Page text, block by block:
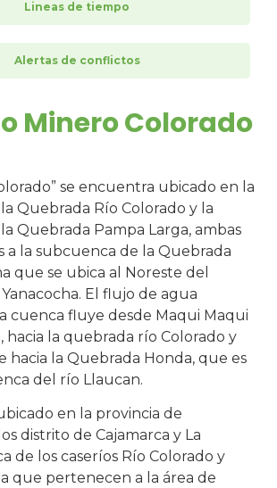
Lineas de tiempo
Alertas de conflictos
Minero Colorado
se encuentra ubicado en la
Quebrada Río Colorado y la
Quebrada Pampa Larga, ambas
a la subcuenca de la Quebrada
que se ubica al Noreste del
El flujo de agua
cuenca fluye desde Maqui Maqui
hacia la quebrada río Colorado y
hacia la Quebrada Honda, que es
del río Llaucan.
en la provincia de
distrito de Cajamarca y La
de los caseríos Río Colorado y
que pertenecen a la área de